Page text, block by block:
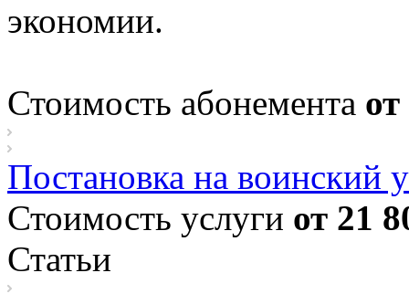
экономии.
Стоимость абонемента
Постановка на воинский
Стоимость услуги от 21
Статьи